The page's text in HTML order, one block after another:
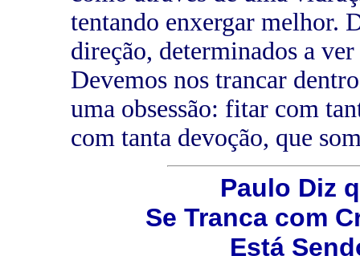
tentando enxergar melhor.
direção, determinados a
Devemos nos trancar
uma obsessão: fitar com
com tanta devoção, que
Paulo Diz
Se Tranca com
Está